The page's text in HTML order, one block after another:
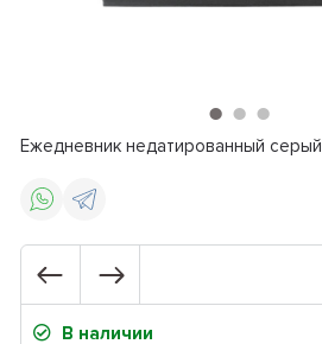
Ежедневник недатированный серый
В наличии